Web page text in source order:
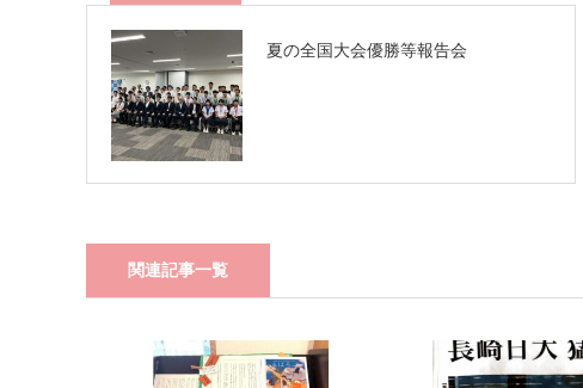
夏の全国大会優勝等報告会
関連記事一覧